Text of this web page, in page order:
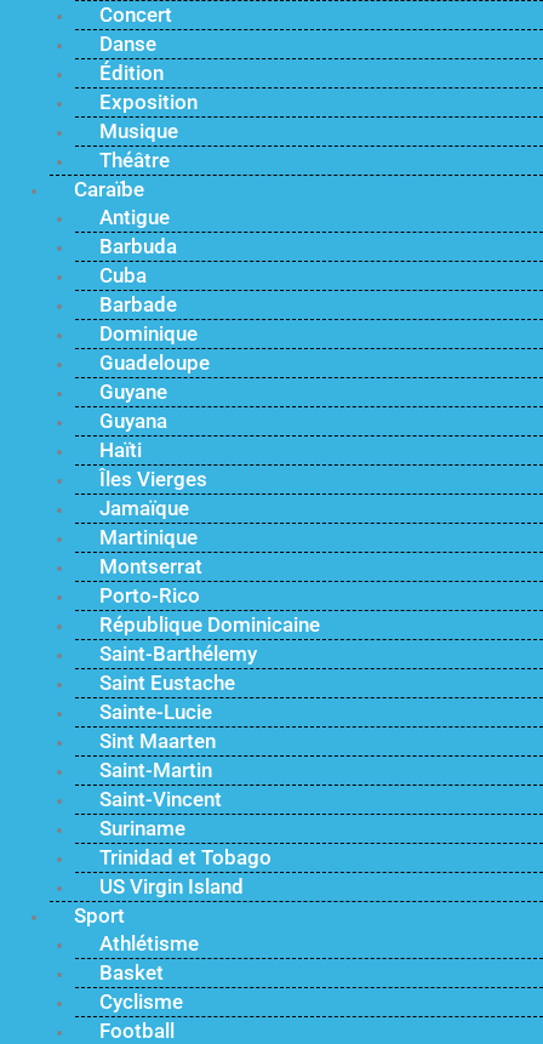
Concert
Danse
Édition
Exposition
Musique
Théâtre
Caraïbe
Antigue
Barbuda
Cuba
Barbade
Dominique
Guadeloupe
Guyane
Guyana
Haïti
Îles Vierges
Jamaïque
Martinique
Montserrat
Porto-Rico
République Dominicaine
Saint-Barthélemy
Saint Eustache
Sainte-Lucie
Sint Maarten
Saint-Martin
Saint-Vincent
Suriname
Trinidad et Tobago
US Virgin Island
Sport
Athlétisme
Basket
Cyclisme
Football